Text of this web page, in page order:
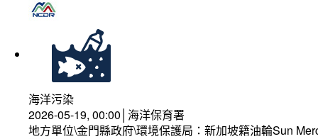
海洋污染
2026-05-19, 00:00│海洋保育署
地方單位\金門縣政府\環境保護局：新加坡籍油輪Sun